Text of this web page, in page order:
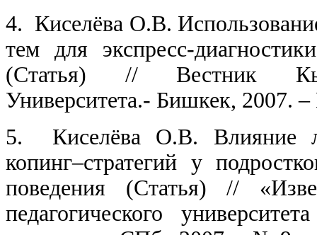
4. Киселёва О.В.
тем для экспресс-
(Статья) // Вестник
Университета.- Бишкек, 2007.
5. Киселёва О.В. Влияние
копинг–стратегий у
поведения (Статья) //
педагогического